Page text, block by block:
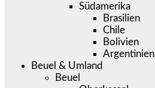
Südamerika
Brasilien
Chile
Bolivien
Argentinien
Beuel & Umland
Beuel